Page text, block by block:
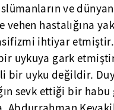
ve
hastalığına
ihtiyar
uykuya gark
uyku değildir.
sevk ettiği bir